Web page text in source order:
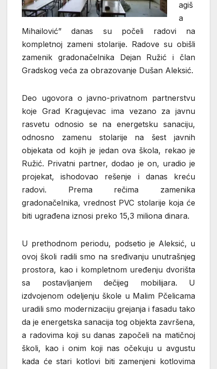
agiš
a
Mihailović” danas su počeli radovi na
kompletnoj zameni stolarije. Radove su obišli
zamenik gradonačelnika Dejan Ružić i član
Gradskog veća za obrazovanje Dušan Aleksić.
Deo ugovora o javno-privatnom partnerstvu
koje Grad Kragujevac ima vezano za javnu
rasvetu odnosio se na energetsku sanaciju,
odnosno zamenu stolarije na šest javnih
objekata od kojih je jedan ova škola, rekao je
Ružić. Privatni partner, dodao je on, uradio je
projekat, ishodovao rešenje i danas kreću
radovi. Prema rečima zamenika
gradonačelnika, vrednost PVC stolarije koja će
biti ugrađena iznosi preko 15,3 miliona dinara.
U prethodnom periodu, podsetio je Aleksić, u
ovoj školi radili smo na sređivanju unutrašnjeg
prostora, kao i kompletnom uređenju dvorišta
sa postavljanjem dečijeg mobilijara. U
izdvojenom odeljenju škole u Malim Pčelicama
uradili smo modernizaciju grejanja i fasadu tako
da je energetska sanacija tog objekta završena,
a radovima koji su danas započeli na matičnoj
školi, kao i onim koji nas očekuju u avgustu
kada će stari kotlovi biti zamenjeni kotlovima